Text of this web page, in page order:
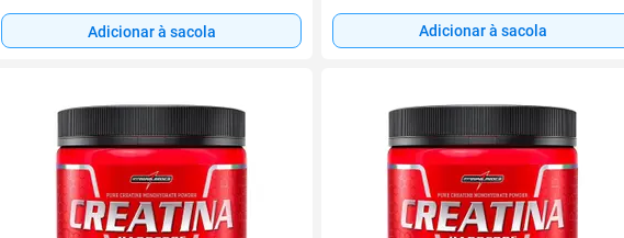
Adicionar à sacola Adicionar à sacola